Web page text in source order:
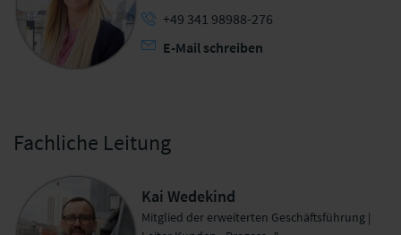
+49 341 98988-276
E-Mail schreiben
Fachliche Leitung
Kai Wedekind
Mitglied der erweiterten Geschäftsführung |